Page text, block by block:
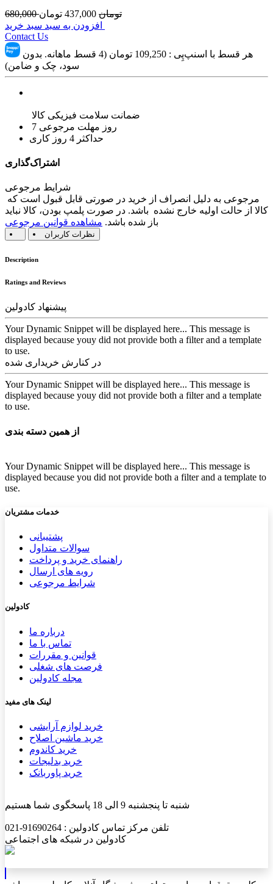
680,000 تومان 437,000 تومان
Contact Us
هر قسط با اسنپ‌پِی : 109,250
تومان (4 قسط ماهانه. بدون
سود، چک و ضامن)
ضمانت سلامت فیزیکی کالا
7 روز مهلت مرجوعی
حداکثر 4 روز کاری
اشتراک‌گذاری
شرایط مرجوعی
کالا از حالت اولیه خارج نشده باشد. در صورت پلمپ بودن، کالا نباید
باز شده باشد. مشاهده قوانین مرجوعی
نظرات کاربران
Description
Ratings and Reviews
پیشنهاد کادولین
Your Dynamic Snippet will be displayed here... This message is
displayed because youy did not provide both a filter and a template
to use.
در کنارش خریداری شده
Your Dynamic Snippet will be displayed here... This message is
displayed because youy did not provide both a filter and a template
to use.
از همین دسته بندی
Your Dynamic Snippet will be displayed here... This message is
displayed because you did not provide both a filter and a template to
use.
خدمات مشتریان
پشتیب​​انی
سوالات متداول
راهنمای خرید و پرداخت
رویه های ارسال
شرایط مرجوعی
کادولین
درباره ما
تماس با ما
قوانین و مقررات
فرصت های شغلی
مجله کادولین
لینک های مفید
خرید لوازم آرایشی
خرید ماشین اصلاح
خرید کاندوم
خرید بدلیجات
خرید پاوربانک
شنبه تا پنجشنبه 9 الی 18 پاسخگوی شما هستیم
تلفن مرکز تماس کادولین : 91690264-021
کادولین در شبکه های اجتماعی